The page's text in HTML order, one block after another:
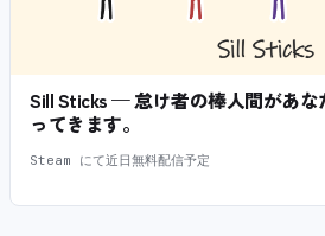
Sill Sticks — 怠け者の棒人間があな
ってきます。
Steam にて近日無料配信予定